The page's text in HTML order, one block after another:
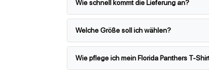
Wie schnell kommt die Lieferung an?
Welche Größe soll ich wählen?
Wie pflege ich mein Florida Panthers T-